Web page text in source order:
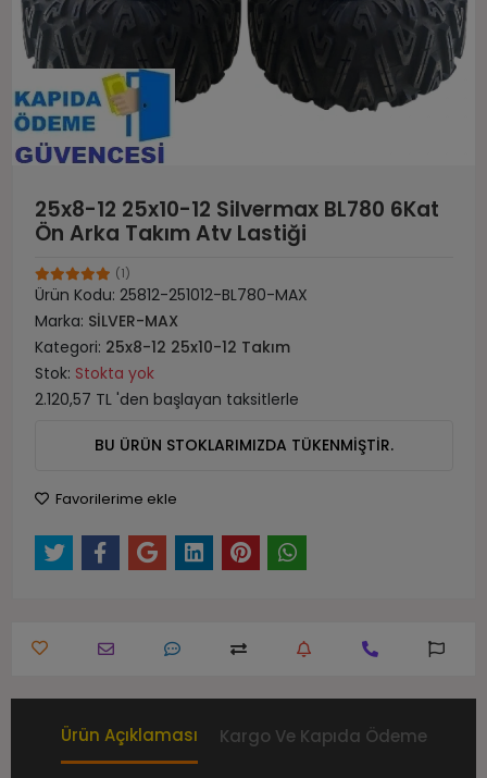
25x8-12 25x10-12 Silvermax BL780 6Kat
Ön Arka Takım Atv Lastiği
(1)
Ürün Kodu: 25812-251012-BL780-MAX
Marka: SİLVER-MAX
Kategori: 25x8-12 25x10-12 Takım
Stok: Stokta yok
2.120,57 TL 'den başlayan taksitlerle
BU ÜRÜN STOKLARIMIZDA TÜKENMİŞTİR.
Favorilerime ekle
Ürün Açıklaması Kargo Ve Kapıda Ödeme